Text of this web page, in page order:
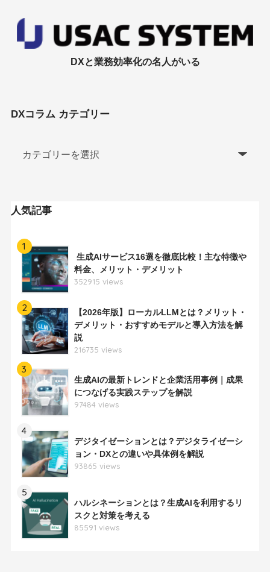
DXと業務効率化の名人がいる
DXコラム カテゴリー
人気記事
1
生成AIサービス16選を徹底比較！主な特徴や
料金、メリット・デメリット
352915 views
2
【2026年版】ローカルLLMとは？メリット・
デメリット・おすすめモデルと導入方法を解
説
216735 views
3
生成AIの最新トレンドと企業活用事例｜成果
につなげる実践ステップを解説
97484 views
4
デジタイゼーションとは？デジタライゼーシ
ョン・DXとの違いや具体例を解説
93865 views
5
ハルシネーションとは？生成AIを利用するリ
スクと対策を考える
85591 views